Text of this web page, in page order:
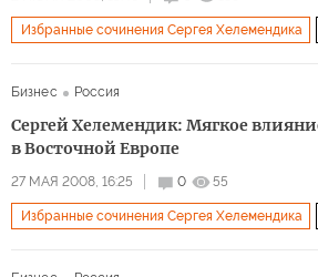
Избранные сочинения Сергея Хелемендика
Бизнес
Россия
Сергей Хелемендик: Мягкое
в Восточной Европе
27 МАЯ 2008, 16:25 0 55
Избранные сочинения Сергея Хелемендика